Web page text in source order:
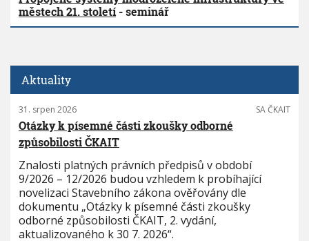
městech 21. století- seminář
Aktuality
31. srpen 2026 SA ČKAIT
Otázky k písemné části zkoušky odborné
způsobilosti ČKAIT
Znalosti platných právních předpisů v období
9/2026 – 12/2026 budou vzhledem k probíhající
novelizaci Stavebního zákona ověřovány dle
dokumentu „Otázky k písemné části zkoušky
odborné způsobilosti ČKAIT, 2. vydání,
aktualizovaného k 30 7. 2026“.